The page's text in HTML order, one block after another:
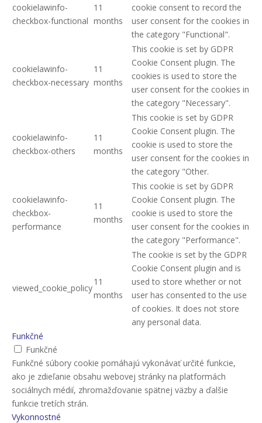
cookielawinfo-
checkbox-functional
11
months
cookie consent to record the
user consent for the cookies in
the category "Functional".
cookielawinfo-
checkbox-necessary
11
months
This cookie is set by GDPR
Cookie Consent plugin. The
cookies is used to store the
user consent for the cookies in
the category "Necessary".
cookielawinfo-
checkbox-others
11
months
This cookie is set by GDPR
Cookie Consent plugin. The
cookie is used to store the
user consent for the cookies in
the category "Other.
cookielawinfo-
checkbox-
performance
11
months
This cookie is set by GDPR
Cookie Consent plugin. The
cookie is used to store the
user consent for the cookies in
the category "Performance".
viewed_cookie_policy
11
months
The cookie is set by the GDPR
Cookie Consent plugin and is
used to store whether or not
user has consented to the use
of cookies. It does not store
any personal data.
Funkčné
Funkčné
Funkčné súbory cookie pomáhajú vykonávať určité funkcie,
ako je zdieľanie obsahu webovej stránky na platformách
sociálnych médií, zhromažďovanie spätnej väzby a ďalšie
funkcie tretích strán.
Vykonnostné